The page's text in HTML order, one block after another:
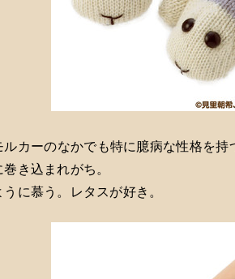
カーのなかでも特に臆病な性格を
き込まれがち。
に慕う。レタスが好き。